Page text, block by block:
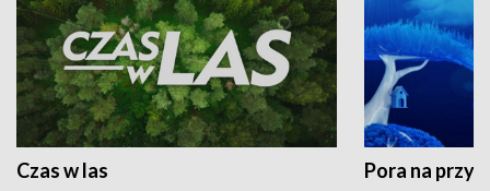
Czas w las Pora na